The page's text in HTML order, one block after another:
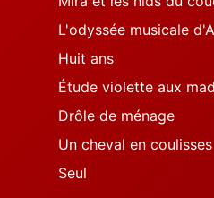
L'odyssée musicale
Huit ans
Étude violette aux
Drôle de ménage
Un cheval en coulisses
Seul